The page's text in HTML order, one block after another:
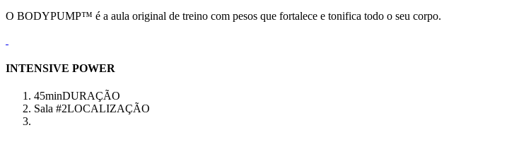
O BODYPUMP™ é a aula original de treino com pesos que fortalece e tonifica todo o seu corpo.
INTENSIVE POWER
45minDURAÇÃO
Sala #2LOCALIZAÇÃO